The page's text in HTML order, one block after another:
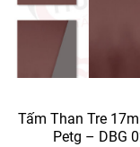
Tấm Than Tre
Petg – DBG